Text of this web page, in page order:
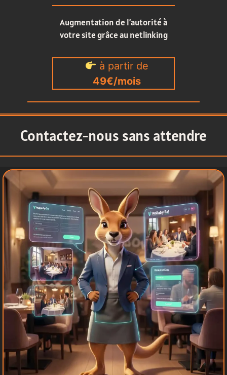
Augmentation de l’autorité à
votre site grâce au netlinking
à partir de
49€/mois
Contactez-nous sans attendre